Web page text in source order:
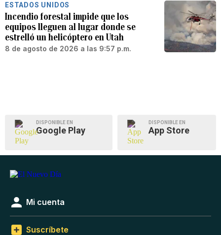
ESTADOS UNIDOS
Incendio forestal impide que los
equipos lleguen al lugar donde se
estrelló un helicóptero en Utah
8 de agosto de 2026 a las 9:57 p.m.
DISPONIBLE EN
Google Play
DISPONIBLE EN
App Store
Mi cuenta
Suscríbete